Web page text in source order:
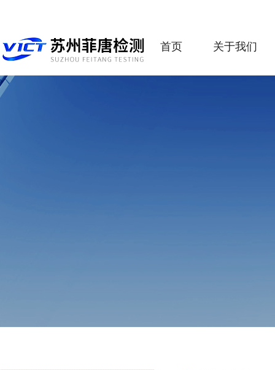
首页 关于我们